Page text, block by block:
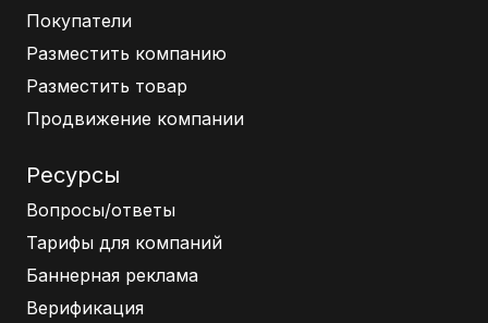
Покупатели
Разместить компанию
Разместить товар
Продвижение компании
Ресурсы
Вопросы/ответы
Тарифы для компаний
Баннерная реклама
Верификация